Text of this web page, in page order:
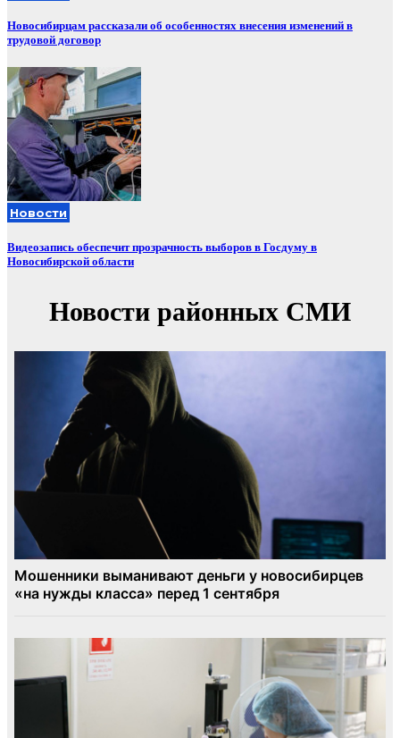
Новосибирцам рассказали об особенностях внесения изменений в
трудовой договор
Новости
Видеозапись обеспечит прозрачность выборов в Госдуму в
Новосибирской области